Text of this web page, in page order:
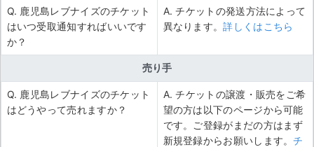
Q. 鹿児島レブナイズのチケット
はいつ受取通知すればいいです
か？
A. チケットの発送方法によって
異なります。詳しくはこちら
売り手
Q. 鹿児島レブナイズのチケット
はどうやって売れますか？
A. チケットの譲渡・販売をご希
望の方は以下のページから可能
です。ご登録がまだの方はまず
新規登録からお願いします。チ